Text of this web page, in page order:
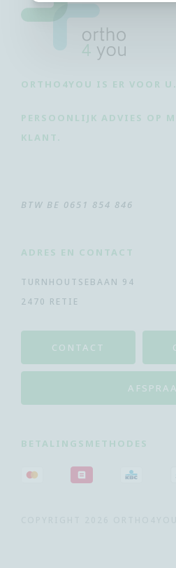
ORTHO4YOU IS ER VOOR U.
PERSOONLIJK ADVIES OP
KLANT.
BTW BE 0651 854 846
ADRES EN CONTACT
TURNHOUTSEBAAN 94
2470 RETIE
CONTACT
BETALINGSMETHODES